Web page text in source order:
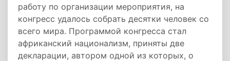
работу по организации мероприятия, на
конгресс удалось собрать десятки человек со
всего мира. Программой конгресса стал
африканский национализм, приняты две
декларации, автором одной из которых, о